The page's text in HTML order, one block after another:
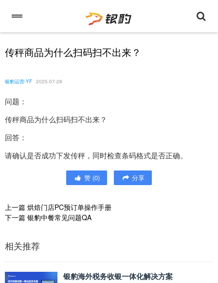
传秤商品为什么扫码扫不出来？
银豹运营-YF 2025-07-28
问题：
传秤商品为什么扫码扫不出来？
回答：
请确认是否成功下发传秤，同时检查条码格式是否正确。
赞 (0) 分享
上一篇 烘焙门店PC预订单操作手册
下一篇 银豹中餐常见问题QA
相关推荐
银豹海外税务收银一体化解决方案